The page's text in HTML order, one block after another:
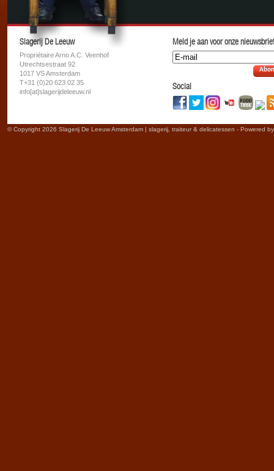
Slagerij De Leeuw
Propriétaire Arno A.C. Veenhof
Utrechtsestraat 92
1017 VS Amsterdam
T+31 (0)20 623 02 35
info[at]slagerijdeleeuw.nl
Meld je aan voor onze
Social
© Copyright 2026 Slagerij De Leeuw Amsterdam | slagerij, traiteur & delicatessen - Powered